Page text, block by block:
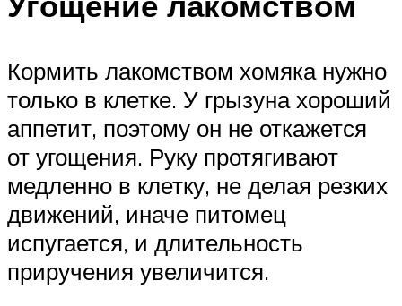
Кормить лакомством хомяка нужно
только в клетке. У грызуна хороший
аппетит, поэтому он не откажется
от угощения. Руку протягивают
медленно в клетку, не делая резких
движений, иначе питомец
испугается, и длительность
приручения увеличится.